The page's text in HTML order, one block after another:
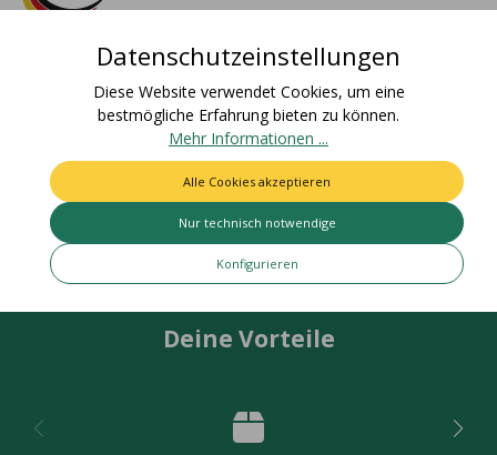
Materialzusammensetzung: 100% AcetatGo green! Weitere
Infos unter halbach-shop.com/about-
acetateZolltarifnummer: 58063210Urs…Mehr
Bewertungen
Deine Vorteile
Datenschutzeinstellungen
Diese Website verwendet Cookies, um eine
bestmögliche Erfahrung bieten zu können.
Mehr Informationen ...
Nur technisch notwendige
Konfigurieren
Alle Cookies akzeptieren